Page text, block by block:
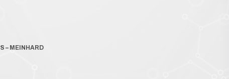
– MEINHARD